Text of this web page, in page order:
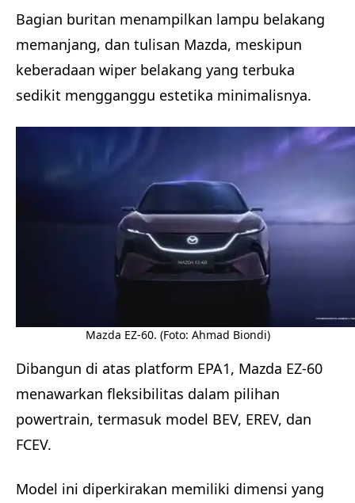
Bagian buritan menampilkan lampu belakang
memanjang, dan tulisan Mazda, meskipun
keberadaan wiper belakang yang terbuka
sedikit mengganggu estetika minimalisnya.
Mazda EZ-60. (Foto: Ahmad Biondi)
Dibangun di atas platform EPA1, Mazda EZ-60
menawarkan fleksibilitas dalam pilihan
powertrain, termasuk model BEV, EREV, dan
FCEV.
Model ini diperkirakan memiliki dimensi yang